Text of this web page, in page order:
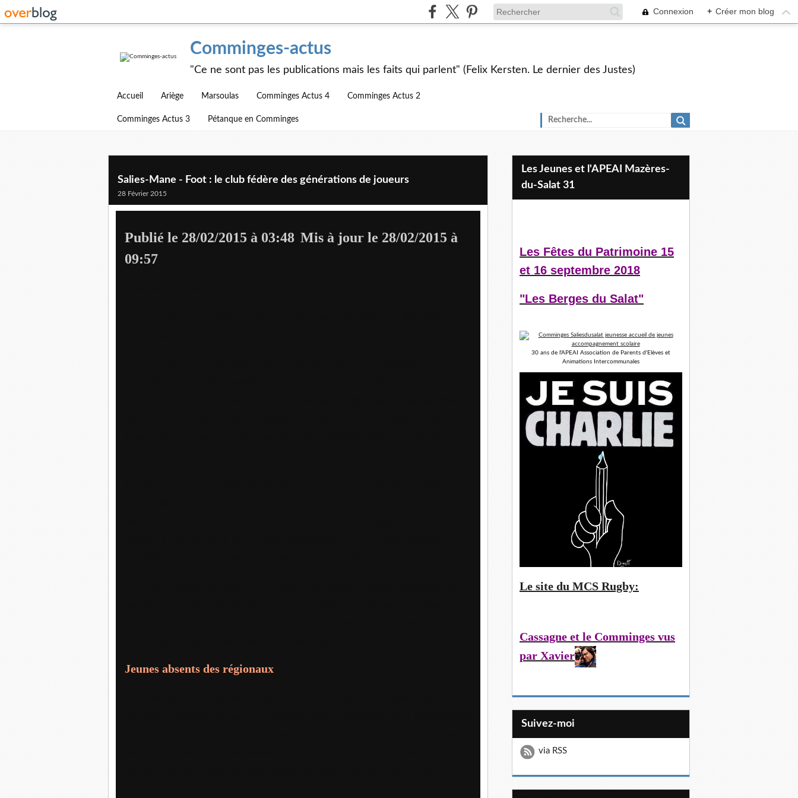
Connexion + Créer mon blog
Comminges-actus
"Ce ne sont pas les publications mais les faits qui parlent" (Felix Kersten. Le dernier des Justes)
Accueil Ariège Marsoulas Comminges Actus 4 Comminges Actus 2
Comminges Actus 3 Pétanque en Comminges
Salies-Mane - Foot : le club fédère des générations de joueurs
28 Février 2015
Publié le 28/02/2015 à 03:48 Mis à jour le 28/02/2015 à
09:57
Jeunes absents des régionaux
Les Jeunes et l'APEAI Mazères-
du-Salat 31
Les Fêtes du Patrimoine 15
et 16 septembre 2018
"Les Berges du Salat"
30 ans de l'APEAI Association de Parents d'Elèves et
Animations Intercommunales
Le site du MCS Rugby:
Cassagne et le Comminges vus
par Xavier
Suivez-moi
via RSS